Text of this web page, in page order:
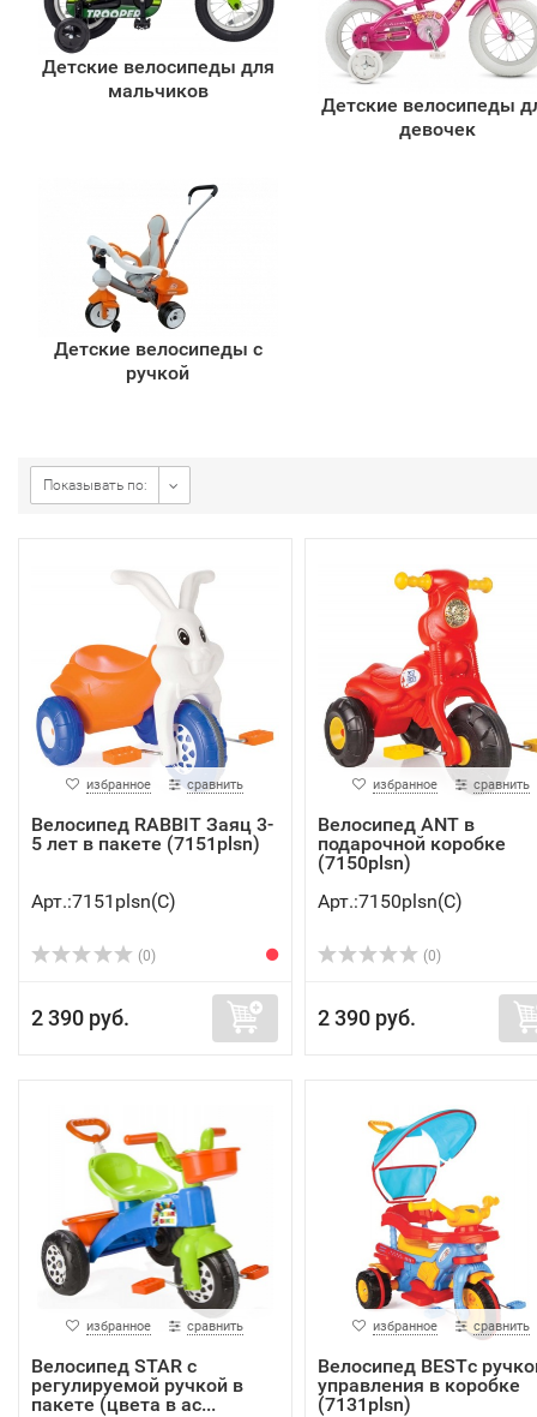
Детские велосипеды для
мальчиков
Детские велосипеды
девочек
Детские велосипеды с
ручкой
Показывать по:
избранное сравнить
Велосипед RABBIT Заяц 3-
5 лет в пакете (7151plsn)
Арт.:7151plsn(C)
(0)
2 390 руб.
избранное сравнить
Велосипед ANT в
подарочной коробке
(7150plsn)
Арт.:7150plsn(C)
(0)
2 390 руб.
избранное сравнить
Велосипед STAR с
регулируемой ручкой в
пакете (цвета в ас...
избранное сравнить
Велосипед BESTс
управления в коробке
(7131plsn)